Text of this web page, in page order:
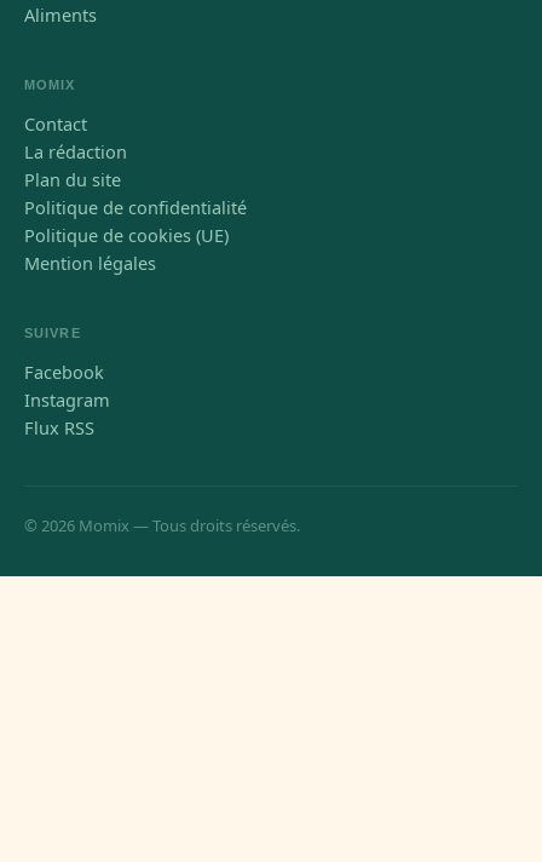
Aliments
MOMIX
Contact
La rédaction
Plan du site
Politique de confidentialité
Politique de cookies (UE)
Mention légales
SUIVRE
Facebook
Instagram
Flux RSS
© 2026 Momix — Tous droits réservés.